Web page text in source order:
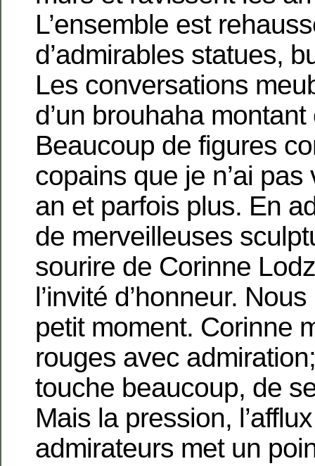
L’ensemble est
d’admirables statues,
Les conversations
d’un brouhaha
Beaucoup de figures
copains que je n’ai
an et parfois plus. En
de merveilleuses
sourire de Corinne
l’invité d’honneur.
petit moment. Corinne
rouges avec
touche beaucoup, de
Mais la pression,
admirateurs met un